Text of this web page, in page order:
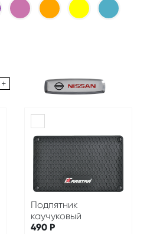
+
Подпятник
каучуковый
490 Р